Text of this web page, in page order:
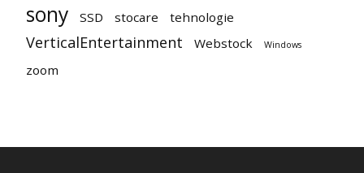
sony SSD stocare tehnologie
VerticalEntertainment Webstock Windows
zoom